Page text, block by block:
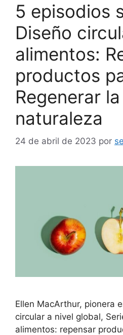
5 episodios
Diseño
alimentos:
productos
Regenerar la
naturaleza
24 de abril de 2023 por
Ellen MacArthur, pionera
circular a nivel global,
alimentos: repensar